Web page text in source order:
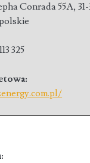
Conrada 55A,
325